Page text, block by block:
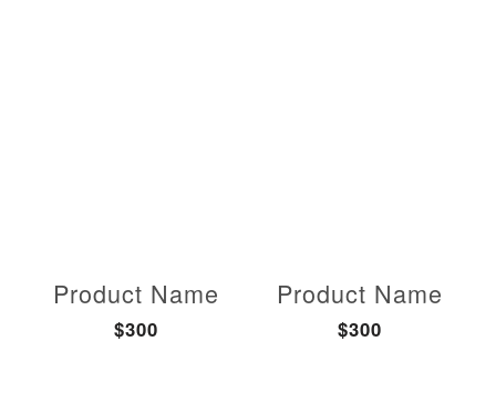
Product Name
$300
Product Name
$300